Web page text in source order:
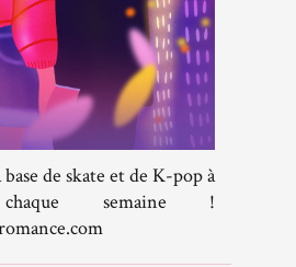
de skate et de K-pop à
semaine !